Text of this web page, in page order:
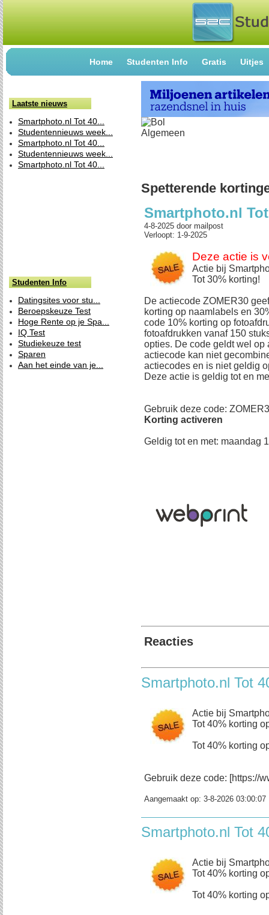
Home Studenten Info Gratis Uitjes
Laatste nieuws
Smartphoto.nl Tot 40...
Studentennieuws week...
Smartphoto.nl Tot 40...
Studentennieuws week...
Smartphoto.nl Tot 40...
Studenten Info
Datingsites voor stu...
Beroepskeuze Test
Hoge Rente op je Spa...
IQ Test
Studiekeuze test
Sparen
Aan het einde van je...
Spetterende
Smartphoto.nl
4-8-2025 door mailpost
Verloopt: 1-9-2025
Deze actie is
Actie bij
Tot 30% korting!
De actiecode ZOMER30
korting op naamlabels en
code 10% korting op
fotoafdrukken vanaf 150
opties. De code geldt wel
actiecode kan niet
actiecodes en is niet geldig
Deze actie is geldig tot en
Gebruik deze code:
Korting activeren
Geldig tot en met: maandag
Reacties
Smartphoto.nl Tot
Actie bij
Tot 40% korting
Tot 40% korting
Gebruik deze code: [https://
Aangemaakt op: 3-8-2026 03:00:07
Smartphoto.nl Tot
Actie bij
Tot 40% korting
Tot 40% korting